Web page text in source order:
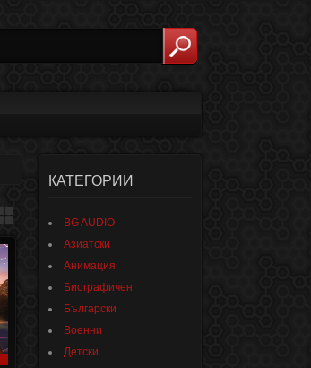
КАТЕГОРИИ
BG AUDIO
Азиатски
Анимация
Биографичен
Български
Военни
Детски